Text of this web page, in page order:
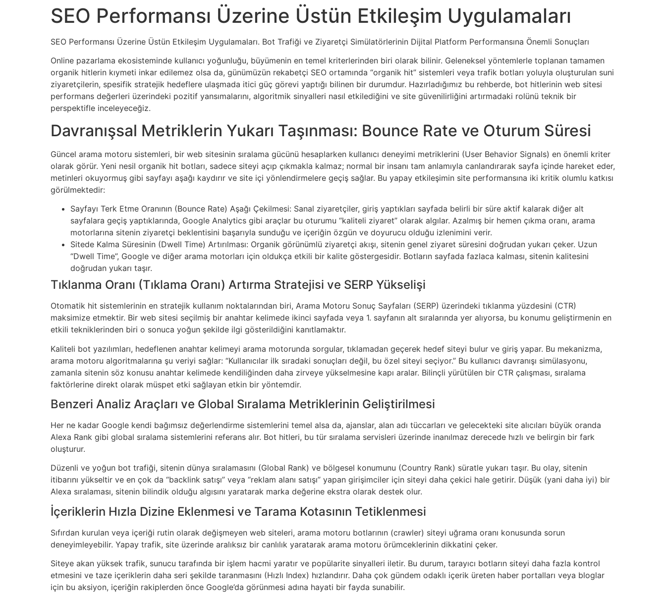
SEO Performansı Üzerine Üstün Etkileşim Uygulamaları
SEO Performansı Üzerine Üstün Etkileşim Uygulamaları. Bot Trafiği ve Ziyaretçi Simülatörlerinin Dijital Platform Performansına Önemli Sonuçları
Online pazarlama ekosisteminde kullanıcı yoğunluğu, büyümenin en temel kriterlerinden biri olarak bilinir. Geleneksel yöntemlerle toplanan tamamen
organik hitlerin kıymeti inkar edilemez olsa da, günümüzün rekabetçi SEO ortamında “organik hit” sistemleri veya trafik botları yoluyla oluşturulan suni
ziyaretçilerin, spesifik stratejik hedeflere ulaşmada itici güç görevi yaptığı bilinen bir durumdur. Hazırladığımız bu rehberde, bot hitlerinin web sitesi
performans değerleri üzerindeki pozitif yansımalarını, algoritmik sinyalleri nasıl etkilediğini ve site güvenilirliğini artırmadaki rolünü teknik bir
perspektifle inceleyeceğiz.
Davranışsal Metriklerin Yukarı Taşınması: Bounce Rate ve Oturum Süresi
Güncel arama motoru sistemleri, bir web sitesinin sıralama gücünü hesaplarken kullanıcı deneyimi metriklerini (User Behavior Signals) en önemli kriter
olarak görür. Yeni nesil organik hit botları, sadece siteyi açıp çıkmakla kalmaz; normal bir insanı tam anlamıyla canlandırarak sayfa içinde hareket eder,
metinleri okuyormuş gibi sayfayı aşağı kaydırır ve site içi yönlendirmelere geçiş sağlar. Bu yapay etkileşimin site performansına iki kritik olumlu katkısı
görülmektedir:
Sayfayı Terk Etme Oranının (Bounce Rate) Aşağı Çekilmesi: Sanal ziyaretçiler, giriş yaptıkları sayfada belirli bir süre aktif kalarak diğer alt
sayfalara geçiş yaptıklarında, Google Analytics gibi araçlar bu oturumu “kaliteli ziyaret” olarak algılar. Azalmış bir hemen çıkma oranı, arama
motorlarına sitenin ziyaretçi beklentisini başarıyla sunduğu ve içeriğin özgün ve doyurucu olduğu izlenimini verir.
Sitede Kalma Süresinin (Dwell Time) Artırılması: Organik görünümlü ziyaretçi akışı, sitenin genel ziyaret süresini doğrudan yukarı çeker. Uzun
“Dwell Time”, Google ve diğer arama motorları için oldukça etkili bir kalite göstergesidir. Botların sayfada fazlaca kalması, sitenin kalitesini
doğrudan yukarı taşır.
Tıklanma Oranı (Tıklama Oranı) Artırma Stratejisi ve SERP Yükselişi
Otomatik hit sistemlerinin en stratejik kullanım noktalarından biri, Arama Motoru Sonuç Sayfaları (SERP) üzerindeki tıklanma yüzdesini (CTR)
maksimize etmektir. Bir web sitesi seçilmiş bir anahtar kelimede ikinci sayfada veya 1. sayfanın alt sıralarında yer alıyorsa, bu konumu geliştirmenin en
etkili tekniklerinden biri o sonuca yoğun şekilde ilgi gösterildiğini kanıtlamaktır.
Kaliteli bot yazılımları, hedeflenen anahtar kelimeyi arama motorunda sorgular, tıklamadan geçerek hedef siteyi bulur ve giriş yapar. Bu mekanizma,
arama motoru algoritmalarına şu veriyi sağlar: “Kullanıcılar ilk sıradaki sonuçları değil, bu özel siteyi seçiyor.” Bu kullanıcı davranışı simülasyonu,
zamanla sitenin söz konusu anahtar kelimede kendiliğinden daha zirveye yükselmesine kapı aralar. Bilinçli yürütülen bir CTR çalışması, sıralama
faktörlerine direkt olarak müspet etki sağlayan etkin bir yöntemdir.
Benzeri Analiz Araçları ve Global Sıralama Metriklerinin Geliştirilmesi
Her ne kadar Google kendi bağımsız değerlendirme sistemlerini temel alsa da, ajanslar, alan adı tüccarları ve gelecekteki site alıcıları büyük oranda
Alexa Rank gibi global sıralama sistemlerini referans alır. Bot hitleri, bu tür sıralama servisleri üzerinde inanılmaz derecede hızlı ve belirgin bir fark
oluşturur.
Düzenli ve yoğun bot trafiği, sitenin dünya sıralamasını (Global Rank) ve bölgesel konumunu (Country Rank) süratle yukarı taşır. Bu olay, sitenin
itibarını yükseltir ve en çok da “backlink satışı” veya “reklam alanı satışı” yapan girişimciler için siteyi daha çekici hale getirir. Düşük (yani daha iyi) bir
Alexa sıralaması, sitenin bilindik olduğu algısını yaratarak marka değerine ekstra olarak destek olur.
İçeriklerin Hızla Dizine Eklenmesi ve Tarama Kotasının Tetiklenmesi
Sıfırdan kurulan veya içeriği rutin olarak değişmeyen web siteleri, arama motoru botlarının (crawler) siteyi uğrama oranı konusunda sorun
deneyimleyebilir. Yapay trafik, site üzerinde aralıksız bir canlılık yaratarak arama motoru örümceklerinin dikkatini çeker.
Siteye akan yüksek trafik, sunucu tarafında bir işlem hacmi yaratır ve popülarite sinyalleri iletir. Bu durum, tarayıcı botların siteyi daha fazla kontrol
etmesini ve taze içeriklerin daha seri şekilde taranmasını (Hızlı Index) hızlandırır. Daha çok gündem odaklı içerik üreten haber portalları veya bloglar
için bu aksiyon, içeriğin rakiplerden önce Google’da görünmesi adına hayati bir fayda sunabilir.